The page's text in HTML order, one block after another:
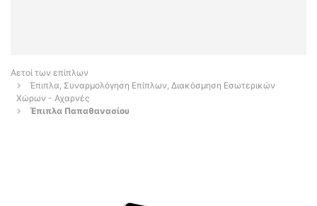
Αετοί των επίπλων
Έπιπλα, Συναρμολόγηση Επίπλων, Διακόσμηση Εσωτερικών
Χώρων - Αχαρνές
Έπιπλα Παπαθανασίου